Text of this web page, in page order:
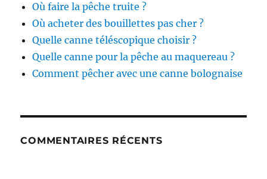
Où faire la pêche truite ?
Où acheter des bouillettes pas cher ?
Quelle canne téléscopique choisir ?
Quelle canne pour la pêche au maquereau ?
Comment pêcher avec une canne bolognaise
COMMENTAIRES RÉCENTS